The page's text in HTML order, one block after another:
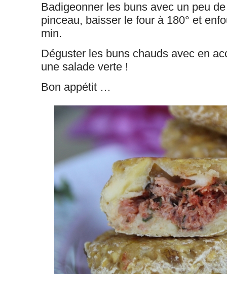
Badigeonner les buns avec un peu
pinceau, baisser le four à 180° et
min.
Déguster les buns chauds avec en
une salade verte !
Bon appétit …